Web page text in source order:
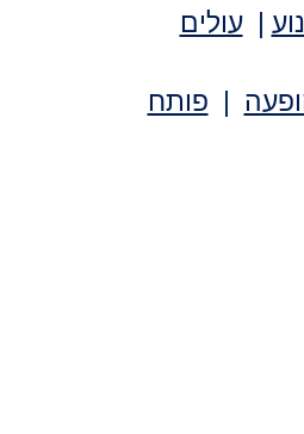
|עולים
| פותח